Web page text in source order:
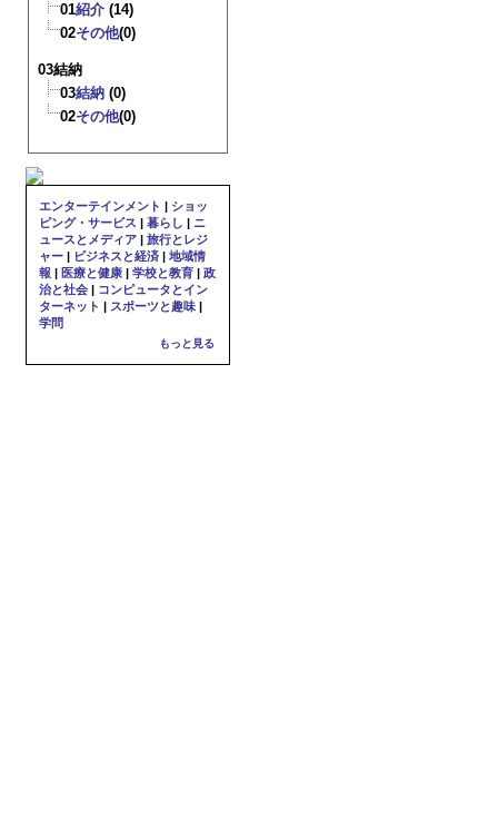
01紹介 (14)
02その他(0)
03結納
03結納 (0)
02その他(0)
エンターテインメント | ショッ
ピング・サービス | 暮らし | ニ
ュースとメディア | 旅行とレジ
ャー | ビジネスと経済 | 地域情
報 | 医療と健康 | 学校と教育 | 政
治と社会 | コンピュータとイン
ターネット | スポーツと趣味 |
学問
もっと見る